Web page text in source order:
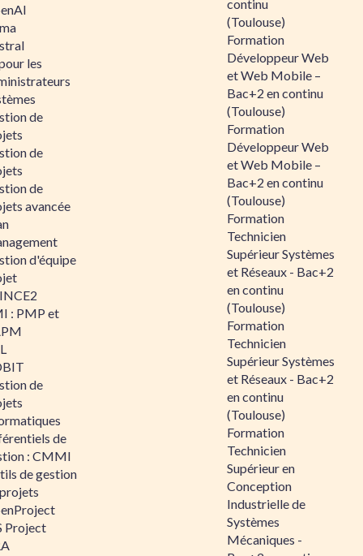
les
de
de
de
avancée
d'équipe
: PMP et
de
de
: CMMI
de gestion
Project
continu
(Toulouse)
Formation
Développeur Web
et Web Mobile –
Bac+2 en continu
(Toulouse)
Formation
Développeur Web
et Web Mobile –
Bac+2 en continu
(Toulouse)
Formation
Technicien
Supérieur Systèmes
et Réseaux - Bac+2
en continu
(Toulouse)
Formation
Technicien
Supérieur Systèmes
et Réseaux - Bac+2
en continu
(Toulouse)
Formation
Technicien
Supérieur en
Conception
Industrielle de
Systèmes
Mécaniques -